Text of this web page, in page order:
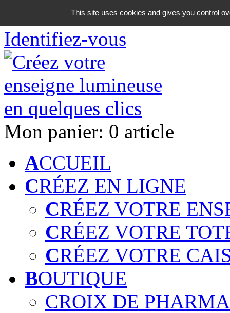
06 18 42 08 59
Identifiez-vous
Mon panier: 0 article
ACCUEIL
CRÉEZ EN LIGNE
CRÉEZ VOTRE
CRÉEZ VOTRE
CRÉEZ VOTRE
BOUTIQUE
CROIX DE
This site uses cookies and gives you control